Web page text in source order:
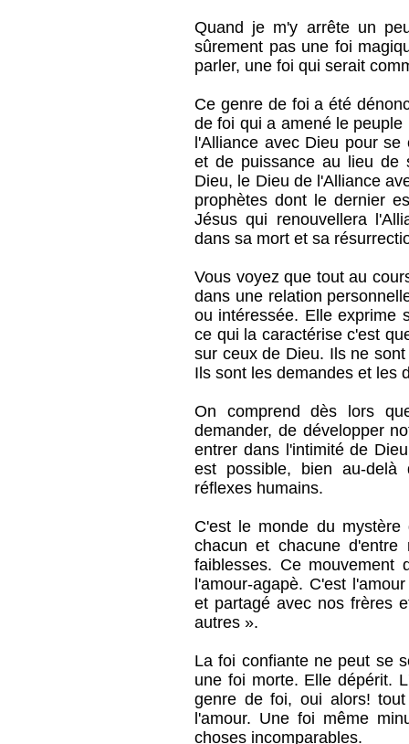
Quand je m'y arrête un
sûrement pas une foi
parler, une foi qui serait
Ce genre de foi a été
de foi qui a amené le
l'Alliance avec Dieu pour
et de puissance au lieu de
Dieu, le Dieu de l'Alliance
prophètes dont le dernier
Jésus qui renouvellera
dans sa mort et sa
Vous voyez que tout au
dans une relation
ou intéressée. Elle exprime
ce qui la caractérise c'est
sur ceux de Dieu. Ils ne
Ils sont les demandes et les
On comprend dès lors
demander, de développer
entrer dans l'intimité de
est possible, bien au-
réflexes humains.
C'est le monde du
chacun et chacune
faiblesses. Ce
l'amour-agapè. C'est
et partagé avec nos frères
autres ».
La foi confiante ne peut se
une foi morte. Elle dépérit.
genre de foi, oui alors!
l'amour. Une foi même
choses incomparables.